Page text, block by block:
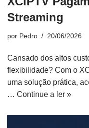
Streaming
por Pedro 20/06/2026
Cansado dos altos
flexibilidade? Com o
uma solução prática,
… Continue a ler »